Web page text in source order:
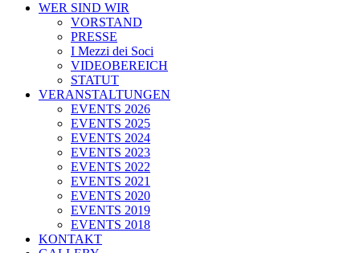
WER SIND WIR
VORSTAND
PRESSE
I Mezzi dei Soci
VIDEOBEREICH
STATUT
VERANSTALTUNGEN
EVENTS 2026
EVENTS 2025
EVENTS 2024
EVENTS 2023
EVENTS 2022
EVENTS 2021
EVENTS 2020
EVENTS 2019
EVENTS 2018
KONTAKT